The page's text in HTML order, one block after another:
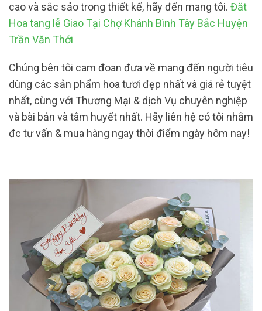
cao và sắc sảo trong thiết kế, hãy đến mang tôi. Đăt
Hoa tang lễ Giao Tại Chợ Khánh Bình Tây Bắc Huyện
Trần Văn Thới
Chúng bên tôi cam đoan đưa về mang đến người tiêu
dùng các sản phẩm hoa tươi đẹp nhất và giá rẻ tuyệt
nhất, cùng với Thương Mại & dịch Vụ chuyên nghiệp
và bài bản và tâm huyết nhất. Hãy liên hệ có tôi nhằm
đc tư vấn & mua hàng ngay thời điểm ngày hôm nay!